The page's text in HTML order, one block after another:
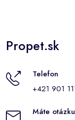
Propet.sk
Telefon
+421 901
Máte